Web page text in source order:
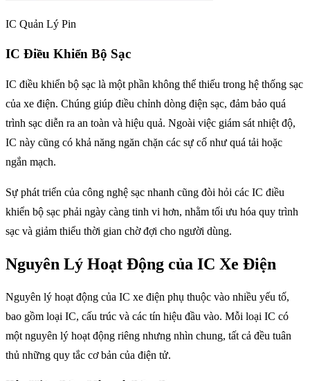
IC Quản Lý Pin
IC Điều Khiển Bộ Sạc
IC điều khiển bộ sạc là một phần không thể thiếu trong hệ thống sạc
của xe điện. Chúng giúp điều chỉnh dòng điện sạc, đảm bảo quá
trình sạc diễn ra an toàn và hiệu quả. Ngoài việc giám sát nhiệt độ,
IC này cũng có khả năng ngăn chặn các sự cố như quá tải hoặc
ngắn mạch.
Sự phát triển của công nghệ sạc nhanh cũng đòi hỏi các IC điều
khiển bộ sạc phải ngày càng tinh vi hơn, nhằm tối ưu hóa quy trình
sạc và giảm thiểu thời gian chờ đợi cho người dùng.
Nguyên Lý Hoạt Động của IC Xe Điện
Nguyên lý hoạt động của IC xe điện phụ thuộc vào nhiều yếu tố,
bao gồm loại IC, cấu trúc và các tín hiệu đầu vào. Mỗi loại IC có
một nguyên lý hoạt động riêng nhưng nhìn chung, tất cả đều tuân
thủ những quy tắc cơ bản của điện tử.